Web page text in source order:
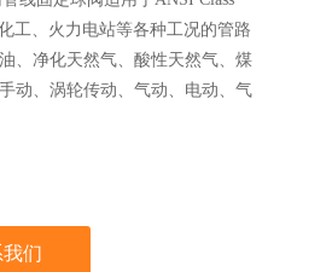
工、火力电站等各种工况的管路
、净化天然气、酸性天然气、煤
动、涡轮传动、气动、电动、气
们